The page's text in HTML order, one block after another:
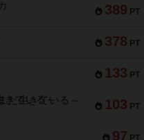
389 PT
378 PT
133 PT
103 PT
生きている～
97 PT